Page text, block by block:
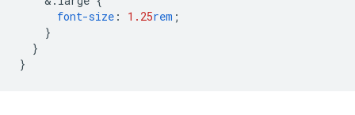
font-size : 1.25rem ;
}
}
}